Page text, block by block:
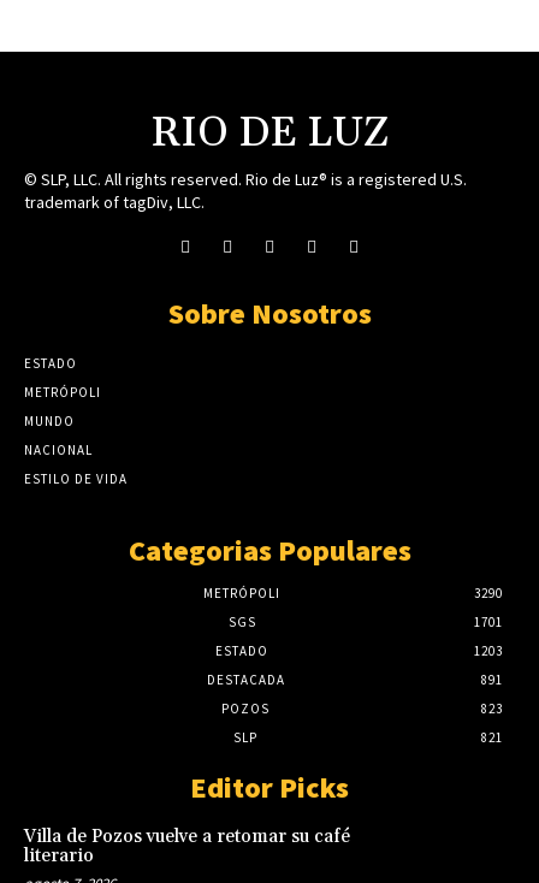
RIO DE LUZ
© SLP, LLC. All rights reserved. Rio de Luz® is a registered U.S.
trademark of tagDiv, LLC.
Sobre Nosotros
ESTADO
METRÓPOLI
MUNDO
NACIONAL
ESTILO DE VIDA
Categorias Populares
METRÓPOLI
3290
SGS
1701
ESTADO
1203
DESTACADA
891
POZOS
823
SLP
821
Editor Picks
Villa de Pozos vuelve a retomar su café
literario